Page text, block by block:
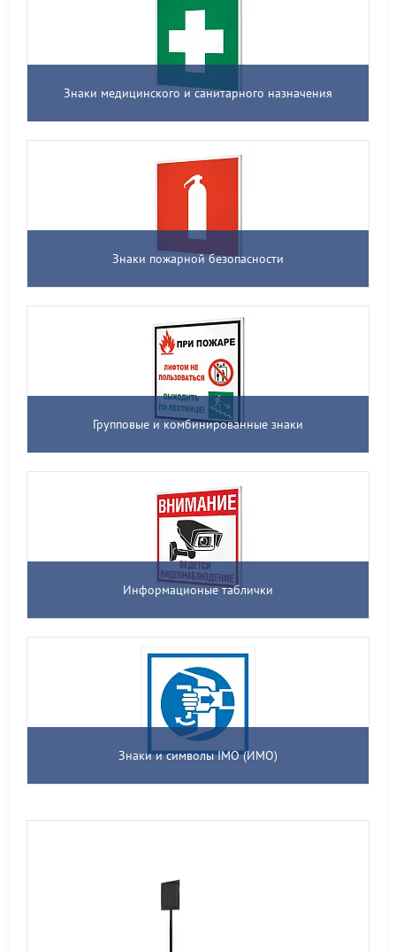
Знаки медицинского и санитарного назначения
Знаки пожарной безопасности
Групповые и комбинированные знаки
Информационые таблички
Знаки и символы IMO (ИМО)